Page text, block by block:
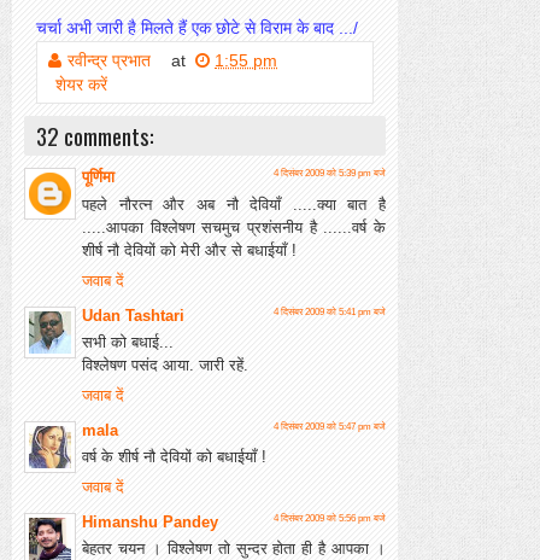
चर्चा अभी जारी है मिलते हैं एक छोटे से विराम के बाद .../
रवीन्द्र प्रभात
at
1:55 pm
शेयर करें
32 comments:
पूर्णिमा 4 दिसंबर 2009 को 5:39 pm बजे
पहले नौरत्न और अब नौ देवियाँ .....क्या बात है
.....आपका विश्लेषण सचमुच प्रशंसनीय है ......वर्ष के
शीर्ष नौ देवियों को मेरी और से बधाईयाँ !
जवाब दें
Udan Tashtari
4 दिसंबर 2009 को 5:41 pm बजे
सभी को बधाई...
विश्लेषण पसंद आया. जारी रहें.
जवाब दें
mala
4 दिसंबर 2009 को 5:47 pm बजे
वर्ष के शीर्ष नौ देवियों को बधाईयाँ !
जवाब दें
Himanshu Pandey
4 दिसंबर 2009 को 5:56 pm बजे
बेहतर चयन । विश्लेषण तो सुन्दर होता ही है आपका ।